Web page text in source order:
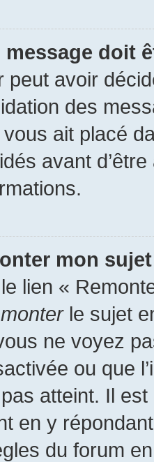
doit
peut avoir
des
vous ait placé
avant
mon
lien «
le sujet
ne voyez
ou que
atteint. Il
en y
du forum